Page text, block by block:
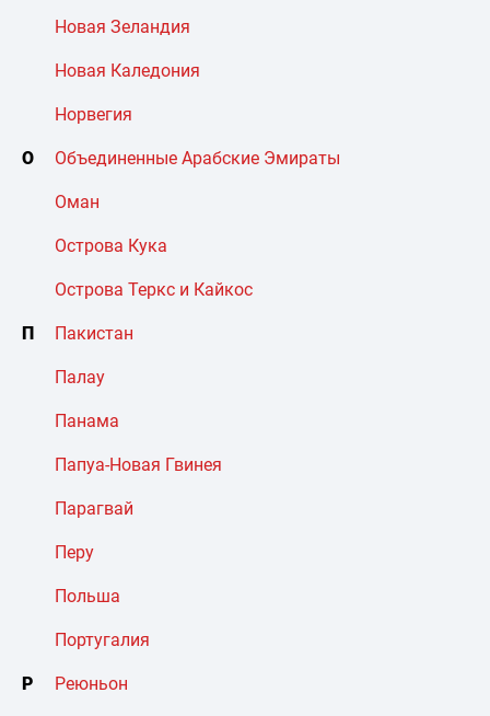
Новая Зеландия
Новая Каледония
Норвегия
О Объединенные Арабские Эмираты
Оман
Острова Кука
Острова Теркс и Кайкос
П Пакистан
Палау
Панама
Папуа-Новая Гвинея
Парагвай
Перу
Польша
Португалия
Р Реюньон